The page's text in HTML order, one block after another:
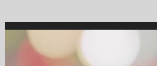
Video
Player